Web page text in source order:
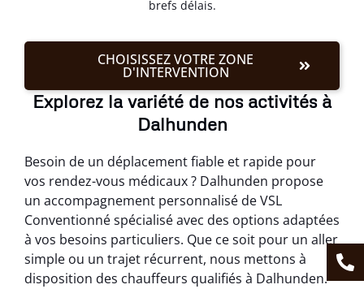
brefs délais.
CHOISISSEZ VOTRE ZONE
D'INTERVENTION
Explorez la variété de nos activités à
Dalhunden
Besoin de un déplacement fiable et rapide pour
vos rendez-vous médicaux ? Dalhunden propose
un accompagnement personnalisé de VSL
Conventionné spécialisé avec des options adaptées
à vos besoins particuliers. Que ce soit pour un aller
simple ou un trajet récurrent, nous mettons à
disposition des chauffeurs qualifiés à Dalhunden.